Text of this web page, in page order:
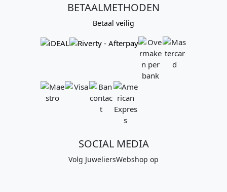
BETAALMETHODEN
Betaal veilig
SOCIAL MEDIA
Volg JuweliersWebshop op